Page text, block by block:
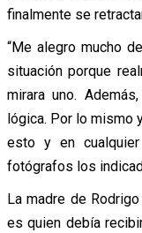
finalmente se
“Me alegro mucho
situación porque
mirara uno.
lógica. Por lo mismo
esto y en
fotógrafos los
La madre de
es quien debía